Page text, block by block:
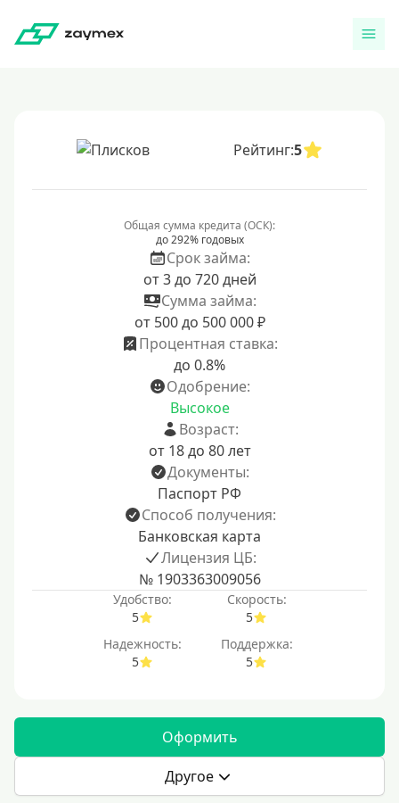
Рейтинг:5
Общая сумма кредита (ОСК):
до 292% годовых
Срок займа:
от 3 до 720 дней
Сумма займа:
от 500 до 500 000 ₽
Процентная ставка:
до 0.8%
Одобрение:
Высокое
Возраст:
от 18 до 80 лет
Документы:
Паспорт РФ
Способ получения:
Банковская карта
Лицензия ЦБ:
№ 1903363009056
Удобство:
5
Скорость:
5
Надежность:
5
Поддержка:
5
Оформить
Другое